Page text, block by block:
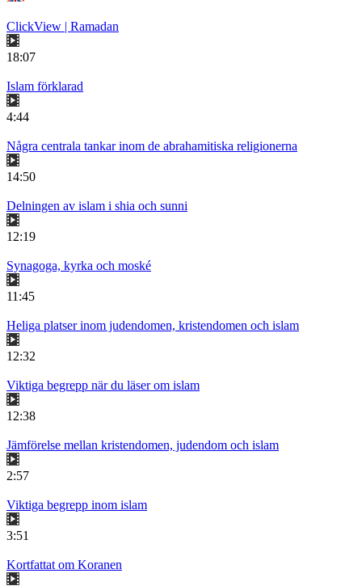
ClickView | Ramadan
18:07
Islam förklarad
4:44
Några centrala tankar inom de abrahamitiska religionerna
14:50
Delningen av islam i shia och sunni
12:19
Synagoga, kyrka och moské
11:45
Heliga platser inom judendomen, kristendomen och islam
12:32
Viktiga begrepp när du läser om islam
12:38
Jämförelse mellan kristendomen, judendom och islam
2:57
Viktiga begrepp inom islam
3:51
Kortfattat om Koranen